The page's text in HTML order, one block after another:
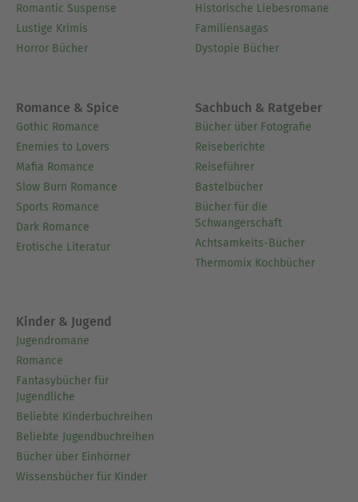
Romantic Suspense
Lustige Krimis
Horror Bücher
Historische Liebesromane
Familiensagas
Dystopie Bücher
Romance & Spice
Gothic Romance
Enemies to Lovers
Mafia Romance
Slow Burn Romance
Sports Romance
Dark Romance
Erotische Literatur
Sachbuch & Ratgeber
Bücher über Fotografie
Reiseberichte
Reiseführer
Bastelbücher
Bücher für die
Schwangerschaft
Achtsamkeits-Bücher
Thermomix Kochbücher
Kinder & Jugend
Jugendromane
Romance
Fantasybücher für
Jugendliche
Beliebte Kinderbuchreihen
Beliebte Jugendbuchreihen
Bücher über Einhörner
Wissensbücher für Kinder